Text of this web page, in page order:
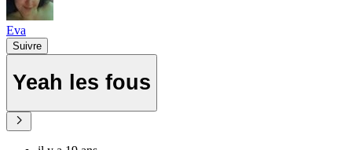
Eva
Suivre
Yeah les fous